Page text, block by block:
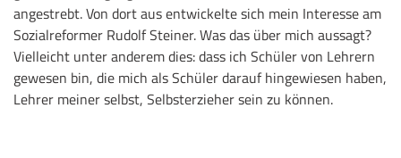
angestrebt. Von dort aus entwickelte sich mein Interesse am
Sozialreformer Rudolf Steiner. Was das über mich aussagt?
Vielleicht unter anderem dies: dass ich Schüler von Lehrern
gewesen bin, die mich als Schüler darauf hingewiesen haben,
Lehrer meiner selbst, Selbsterzieher sein zu können.